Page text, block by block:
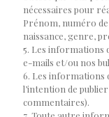
nécessaires pour
Prénom, numéro de
naissance, genre,
5. Les informations
e-mails et/ou nos
6. Les informations
l’intention de
commentaires).